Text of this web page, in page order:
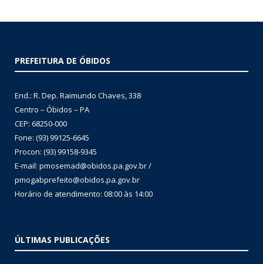
PREFEITURA DE ÓBIDOS
End.: R. Dep. Raimundo Chaves, 338
Centro – Óbidos – PA
CEP: 68250-000
Fone: (93) 99125-6645
Procon: (93) 99158-9345
E-mail: pmosemad@obidos.pa.gov.br /
pmogabprefeito@obidos.pa.gov.br
Horário de atendimento: 08:00 às 14:00
ÚLTIMAS PUBLICAÇÕES